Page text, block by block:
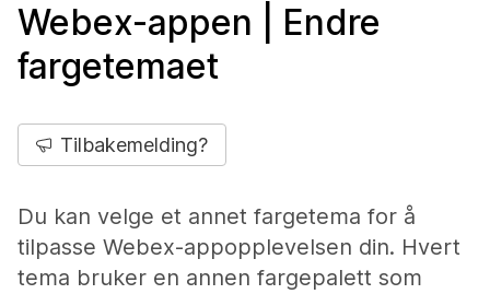
Webex-appen | Endre
fargetemaet
Tilbakemelding?
Du kan velge et annet fargetema for å
tilpasse Webex-appopplevelsen din. Hvert
tema bruker en annen fargepalett som